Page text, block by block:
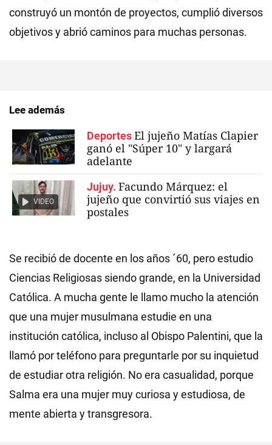
construyó un montón de proyectos, cumplió diversos
objetivos y abrió caminos para muchas personas.
Lee además
DeportesEl jujeño Matías Clapier
ganó el "Súper 10" y largará
adelante
VIDEO
Jujuy. Facundo Márquez: el
jujeño que convirtió sus viajes en
postales
Se recibió de docente en los años ´60, pero estudio
Ciencias Religiosas siendo grande, en la Universidad
Católica. A mucha gente le llamo mucho la atención
que una mujer musulmana estudie en una
institución católica, incluso al Obispo Palentini, que la
llamó por teléfono para preguntarle por su inquietud
de estudiar otra religión. No era casualidad, porque
Salma era una mujer muy curiosa y estudiosa, de
mente abierta y transgresora.